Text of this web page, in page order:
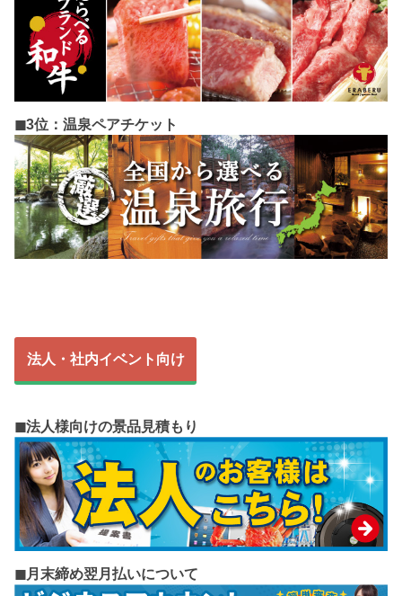
◼︎3位：温泉ペアチケット
法人・社内イベント向け
◼︎法人様向けの景品見積もり
◼︎月末締め翌月払いについて